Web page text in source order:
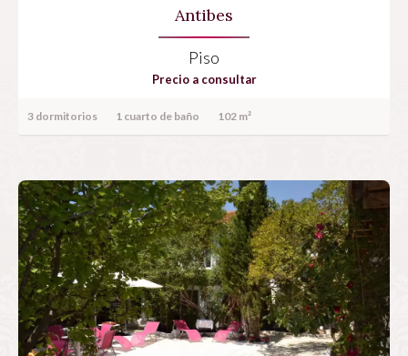
Antibes
Piso
Precio a consultar
3 dormitorios 1 cuarto de baño 102 m²